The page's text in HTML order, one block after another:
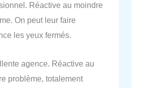
Réactive au moindre
On peut leur faire
les yeux fermés.
agence. Réactive au
problème, totalement